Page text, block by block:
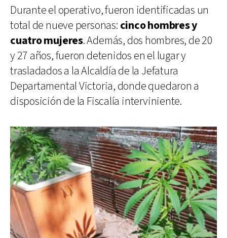
Durante el operativo, fueron identificadas un
total de nueve personas: cinco hombres y
cuatro mujeres. Además, dos hombres, de 20
y 27 años, fueron detenidos en el lugar y
trasladados a la Alcaldía de la Jefatura
Departamental Victoria, donde quedaron a
disposición de la Fiscalía interviniente.